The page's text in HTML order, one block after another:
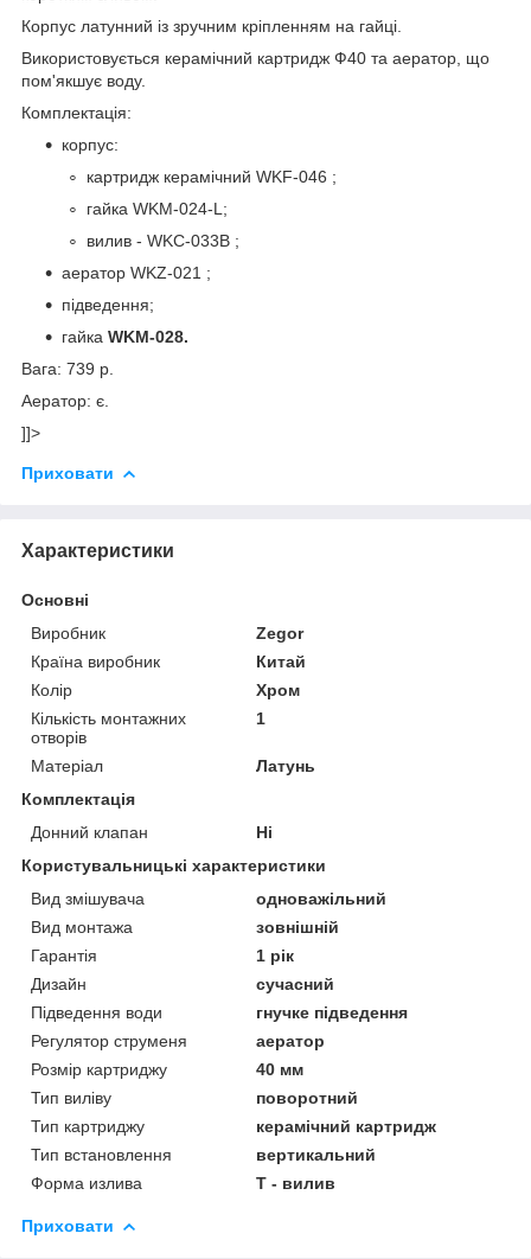
Корпус латунний із зручним кріпленням на гайці.
Використовується керамічний картридж Ф40 та аератор, що
пом'якшує воду.
Комплектація:
корпус:
картридж керамічний WKF-046 ;
гайка WKM-024-L;
вилив - WKC-033B ;
аератор WKZ-021 ;
підведення;
гайка WKM-028.
Вага: 739 р.
Аератор: є.
]]>
Приховати
Характеристики
Основні
Виробник
Zegor
Країна виробник
Китай
Колір
Хром
Кількість монтажних
отворів
1
Матеріал
Латунь
Комплектація
Донний клапан
Ні
Користувальницькі характеристики
Вид змішувача
одноважільний
Вид монтажа
зовнішній
Гарантія
1 рік
Дизайн
сучасний
Підведення води
гнучке підведення
Регулятор струменя
аератор
Розмір картриджу
40 мм
Тип виліву
поворотний
Тип картриджу
керамічний картридж
Тип встановлення
вертикальний
Форма излива
Т - вилив
Приховати